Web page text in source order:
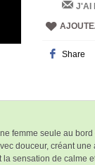
J'AI
Share
femme seule au
douceur, créant
sensation de calme